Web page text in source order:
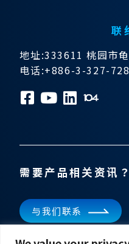
联
地址:333611 桃园市
电话:+886-3-327-
需要产品相关资讯？
与我们联系